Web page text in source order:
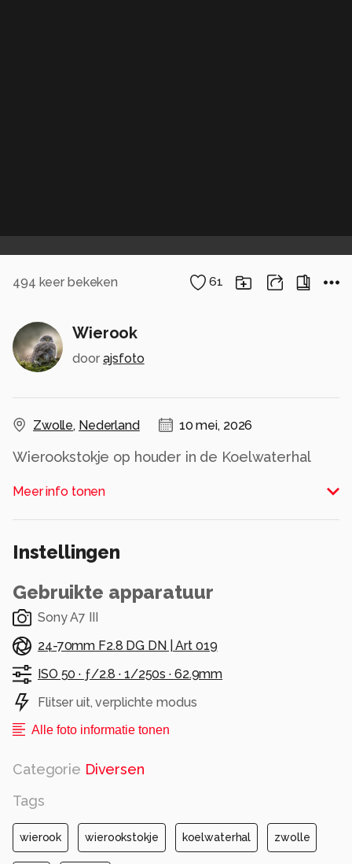
494 keer bekeken 61
Wierook
door ajsfoto
Zwolle, Nederland 10 mei, 2026
Wierookstokje op houder in de Koelwaterhal
Meer info tonen
Instellingen
Gebruikte apparatuur
Sony A7 III
24-70mm F2.8 DG DN | Art 019
ISO 50 · ƒ/2.8 · 1/250s · 62.9mm
Flitser uit, verplichte modus
Alle foto informatie tonen
Categorie Diversen
Tags
wierook wierookstokje koelwaterhal zwolle